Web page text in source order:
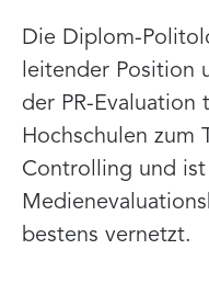
Die Diplom-
leitender Position
der PR-Evaluation
Hochschulen zum
Controlling und
bestens vernetzt.